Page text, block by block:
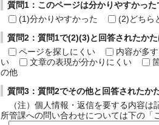
質問1：このページは分かりやすかった
(1)分かりやすかった
(2)どちら
質問2：質問1で(2)(3)と回答されたか
ページを探しにくい
内容が多
い
文章の表現が分かりにくい
の他
質問3：質問2でその他と回答されたか
（注）個人情報・返信を要する内容は
所管課への問い合わせについては下の「